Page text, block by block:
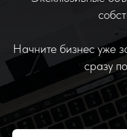
Начните бизнес уже
сразу